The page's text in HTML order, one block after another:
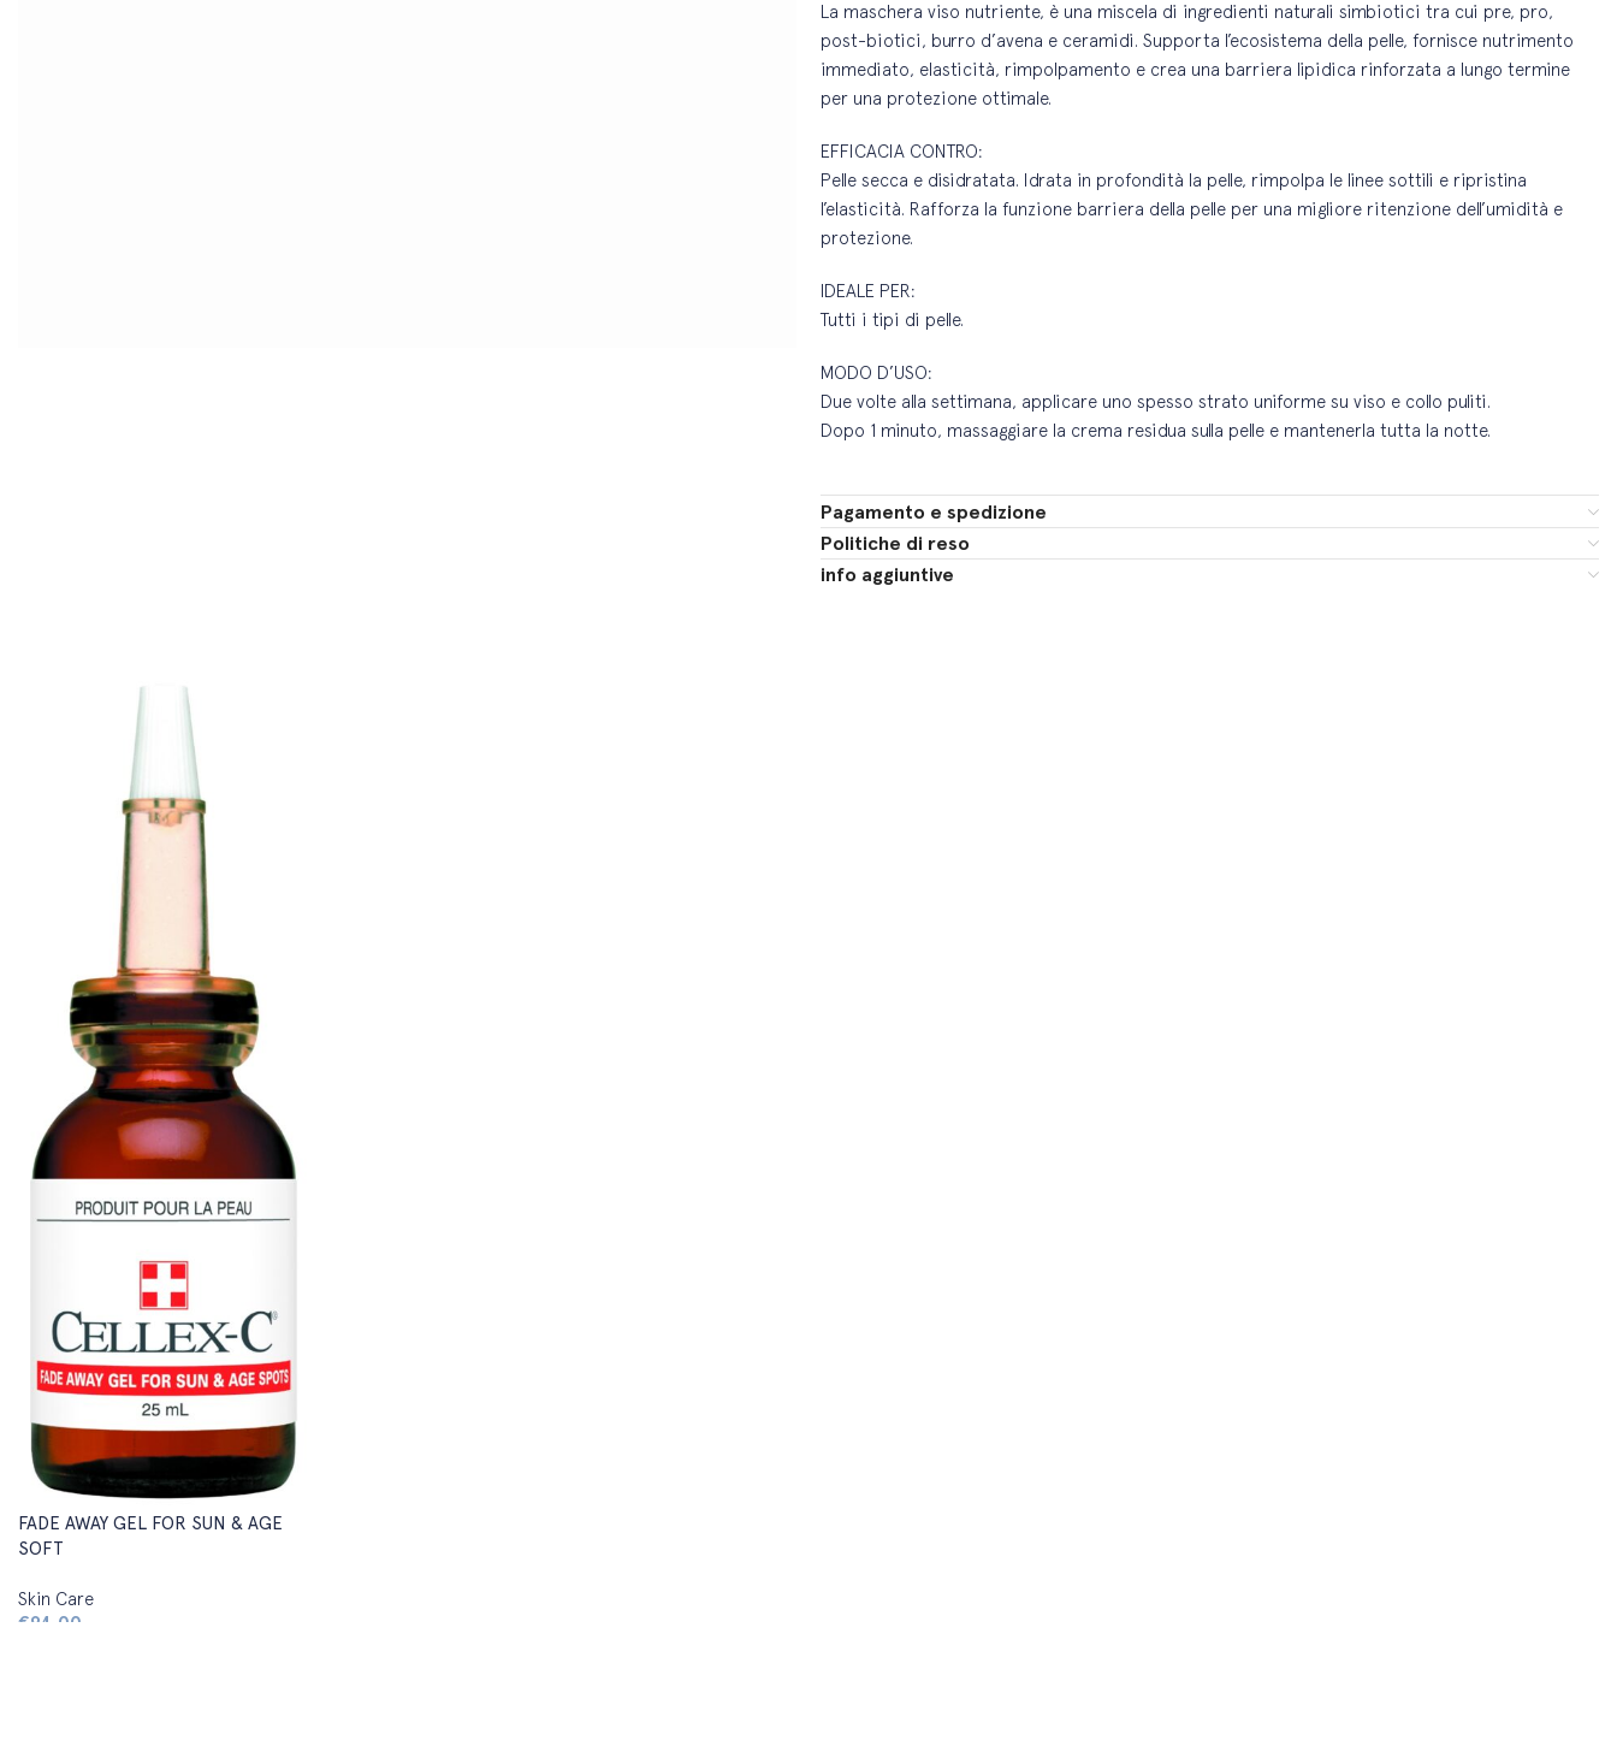
La maschera viso nutriente, è una miscela di ingredienti naturali simbiotici tra cui pre, pro,
post-biotici, burro d’avena e ceramidi. Supporta l’ecosistema della pelle, fornisce nutrimento
immediato, elasticità, rimpolpamento e crea una barriera lipidica rinforzata a lungo termine
per una protezione ottimale.
EFFICACIA CONTRO:
Pelle secca e disidratata. Idrata in profondità la pelle, rimpolpa le linee sottili e ripristina
l’elasticità. Rafforza la funzione barriera della pelle per una migliore ritenzione dell’umidità e
protezione.
IDEALE PER:
Tutti i tipi di pelle.
MODO D’USO:
Due volte alla settimana, applicare uno spesso strato uniforme su viso e collo puliti.
Dopo 1 minuto, massaggiare la crema residua sulla pelle e mantenerla tutta la notte.
Pagamento e spedizione
Politiche di reso
info aggiuntive
FADE AWAY GEL FOR SUN & AGE
SOFT
Skin Care
€94,00